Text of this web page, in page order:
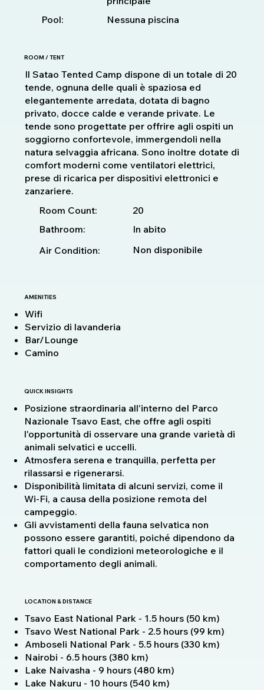
Pool:
Nessuna piscina
ROOM / TENT
Il Satao Tented Camp dispone di un totale di 20
tende, ognuna delle quali è spaziosa ed
elegantemente arredata, dotata di bagno
privato, docce calde e verande private. Le
tende sono progettate per offrire agli ospiti un
soggiorno confortevole, immergendoli nella
natura selvaggia africana. Sono inoltre dotate di
comfort moderni come ventilatori elettrici,
prese di ricarica per dispositivi elettronici e
zanzariere.
Room Count:
20
Bathroom:
In abito
Air Condition:
Non disponibile
AMENITIES
Wifi
Servizio di lavanderia
Bar/Lounge
Camino
QUICK INSIGHTS
Posizione straordinaria all'interno del Parco
Nazionale Tsavo East, che offre agli ospiti
l'opportunità di osservare una grande varietà di
animali selvatici e uccelli.
Atmosfera serena e tranquilla, perfetta per
rilassarsi e rigenerarsi.
Disponibilità limitata di alcuni servizi, come il
Wi-Fi, a causa della posizione remota del
campeggio.
Gli avvistamenti della fauna selvatica non
possono essere garantiti, poiché dipendono da
fattori quali le condizioni meteorologiche e il
comportamento degli animali.
LOCATION & DISTANCE
Tsavo East National Park - 1.5 hours (50 km)
Tsavo West National Park - 2.5 hours (99 km)
Amboseli National Park - 5.5 hours (330 km)
Nairobi - 6.5 hours (380 km)
Lake Naivasha - 9 hours (480 km)
Lake Nakuru - 10 hours (540 km)